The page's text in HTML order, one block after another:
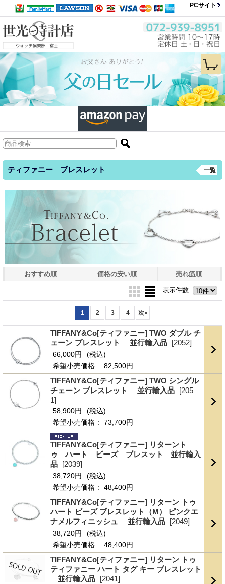
PCサイト
ティファニー ブレスレット 一覧
おすすめ順 価格の安い順 売れ筋順
表示件数:
1 2 3 4 次»
TIFFANY&Co[ティファニー] TWO ダブル チ
ェーン ブレスレット 並行輸入品 [2052]
66,000円
(税込)
希望小売価格 : 82,500円
TIFFANY&Co[ティファニー] TWO シングル
チェーン ブレスレット 並行輸入品 [205
1]
58,900円
(税込)
希望小売価格 : 73,700円
TIFFANY&Co[ティファニー] リターント
ゥ ハート ビーズ ブレスット 並行輸入
品 [2039]
38,720円
(税込)
希望小売価格 : 48,400円
TIFFANY&Co[ティファニー] リターン トゥ
ハート ビーズ ブレスレット（M） ピンクエ
ナメルフィニッシュ 並行輸入品 [2049]
38,720円
(税込)
希望小売価格 : 48,400円
TIFFANY&Co[ティファニー] リターン トゥ
ティファニー ハート タグ キー ブレスレット
並行輸入品 [2041]